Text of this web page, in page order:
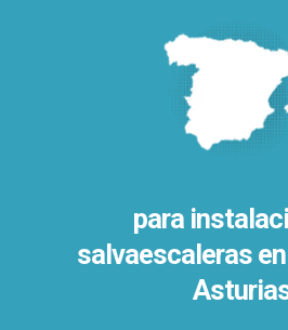
para
salvaescaleras en